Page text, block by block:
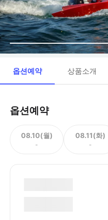
옵션예약 상품소개
옵션예약
08.10(월)
-
08.11(화)
-